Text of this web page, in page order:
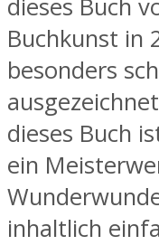
dieses Buch
Buchkunst in
besonders
dieses Buch
ein
inhaltlich